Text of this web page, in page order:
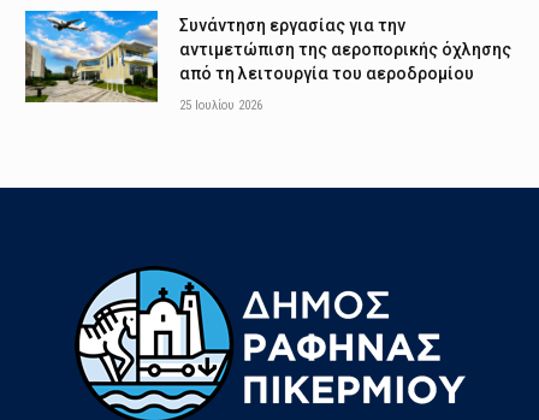
Συνάντηση εργασίας για την
αντιμετώπιση της αεροπορικής όχλησης
από τη λειτουργία του αεροδρομίου
25 Ιουλίου 2026